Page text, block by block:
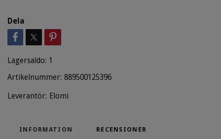
Dela
Lagersaldo: 1
Artikelnummer: 889500125396
Leverantör: Elomi
INFORMATION RECENSIONER